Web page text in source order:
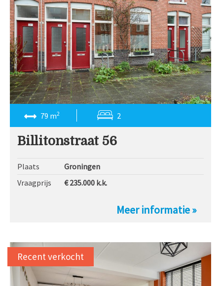
79 m2 2
Billitonstraat 56
Plaats
Groningen
Vraagprijs
€ 235.000 k.k.
Meer informatie »
Recent verkocht